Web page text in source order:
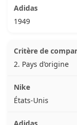
1949
2. Pays d’origine
États-Unis